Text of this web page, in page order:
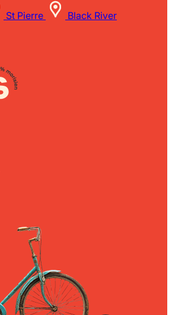
St Pierre Black River